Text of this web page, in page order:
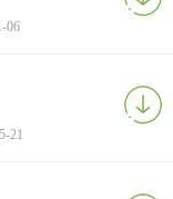
06
21